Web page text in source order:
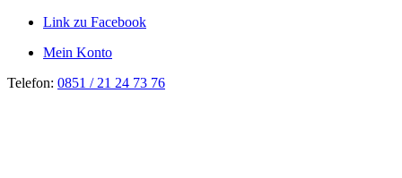
Link zu Facebook
Mein Konto
Telefon: 0851 / 21 24 73 76